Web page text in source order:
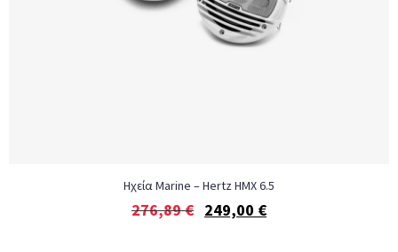
Ηχεία Marine – Hertz HMX 6.5
276,89€ 249,00 €